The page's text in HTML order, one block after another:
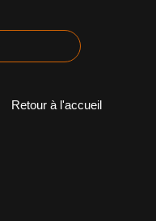
Retour à l'accueil